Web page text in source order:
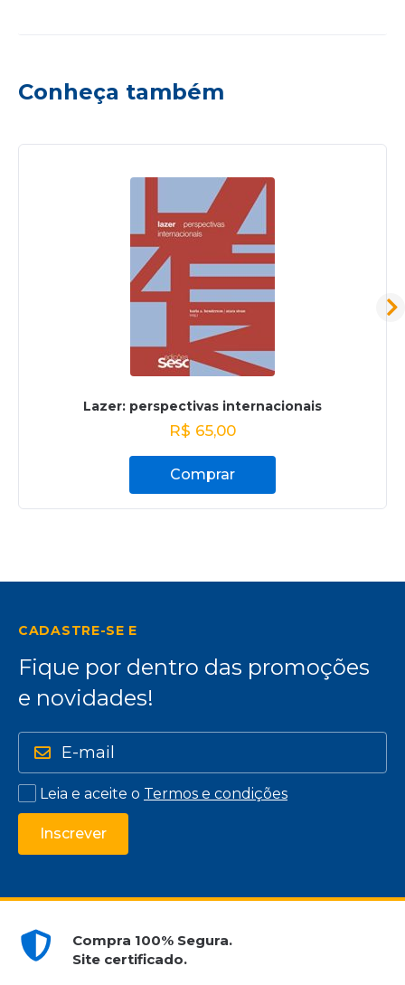
Conheça também
Lazer: perspectivas internacionais
R$ 65,00
Comprar
CADASTRE-SE E
Fique por dentro das promoções
e novidades!
Leia e aceite o Termos e condições
Inscrever
Compra 100% Segura.
Site certificado.